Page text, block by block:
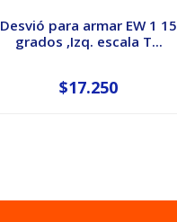
Desvió para armar EW 1 15
grados ,Izq. escala T...
$17.250